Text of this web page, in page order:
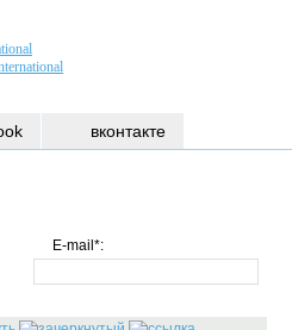
E-mail*:
вконтакте